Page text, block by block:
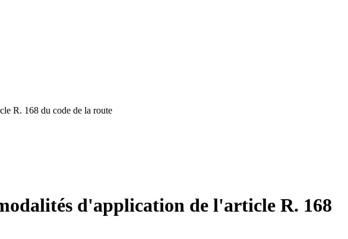
R. 168 du code de la route
d'application de l'article R. 168